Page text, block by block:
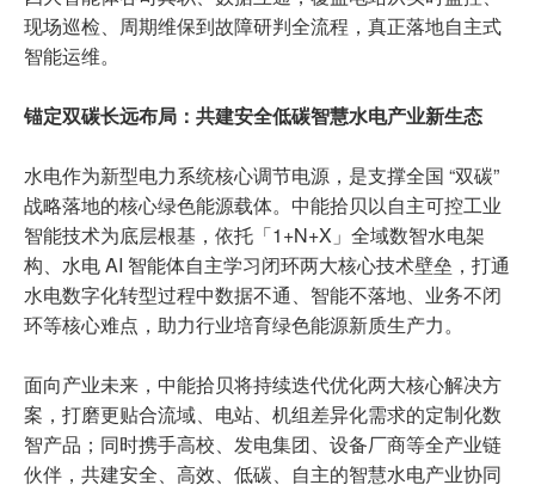
现场巡检、周期维保到故障研判全流程，真正落地自主式
智能运维。
锚定双碳长远布局：共建安全低碳智慧水电产业新生态
水电作为新型电力系统核心调节电源，是支撑全国 “双碳”
战略落地的核心绿色能源载体。中能拾贝以自主可控工业
智能技术为底层根基，依托「1+N+X」全域数智水电架
构、水电 AI 智能体自主学习闭环两大核心技术壁垒，打通
水电数字化转型过程中数据不通、智能不落地、业务不闭
环等核心难点，助力行业培育绿色能源新质生产力。
面向产业未来，中能拾贝将持续迭代优化两大核心解决方
案，打磨更贴合流域、电站、机组差异化需求的定制化数
智产品；同时携手高校、发电集团、设备厂商等全产业链
伙伴，共建安全、高效、低碳、自主的智慧水电产业协同